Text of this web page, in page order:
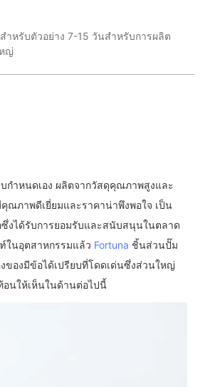
ำหรับตัวอย่าง 7-15 วันสำหรับการผลิต
ญ่
กำหนดเอง ผลิตจากวัสดุคุณภาพสูงและ
ณภาพดีเยี่ยมและราคาน่าพึงพอใจ เป็น
งได้รับการยอมรับและสนับสนุนในตลาด
ในอุตสาหกรรมแล้ว Fortuna ชิ้นส่วนปั๊ม
ของมีข้อได้เปรียบที่โดดเด่นซึ่งส่วนใหญ่
อนให้เห็นในด้านต่อไปนี้